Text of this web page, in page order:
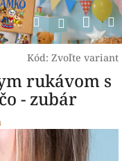
Hľadať
Kód: Zvoľte variant
rukávom s
- zubár